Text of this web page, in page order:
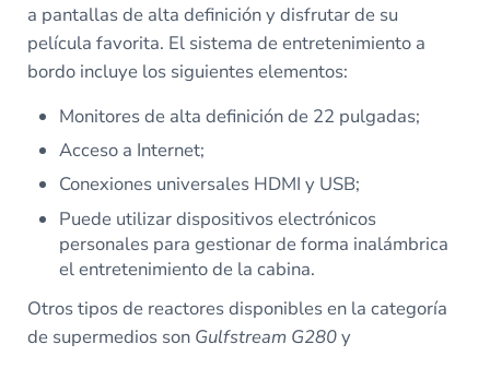
a pantallas de alta definición y disfrutar de su
película favorita. El sistema de entretenimiento a
bordo incluye los siguientes elementos:
Monitores de alta definición de 22 pulgadas;
Acceso a Internet;
Conexiones universales HDMI y USB;
Puede utilizar dispositivos electrónicos
personales para gestionar de forma inalámbrica
el entretenimiento de la cabina.
Otros tipos de reactores disponibles en la categoría
de supermedios sonGulfstream G280y